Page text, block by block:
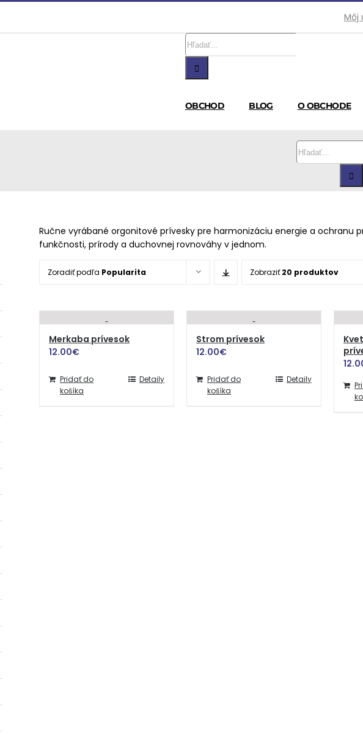
Môj
Hľadať:
OBCHOD BLOG O OBCHODE
Hľadať:
Ručne vyrábané orgonitové prívesky pre harmonizáciu energie a ochranu
funkčnosti, prírody a duchovnej rovnováhy v jednom.
Zoradiť podľa Popularita Zobraziť20 produktov
Merkaba prívesok
12.00€
Pridať do
košíka
Detaily
Strom prívesok
12.00€
Pridať do
košíka
Detaily